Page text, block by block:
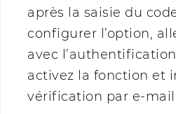
après la saisie du
configurer l’option,
avec
activez la fonction et
vérification par e-